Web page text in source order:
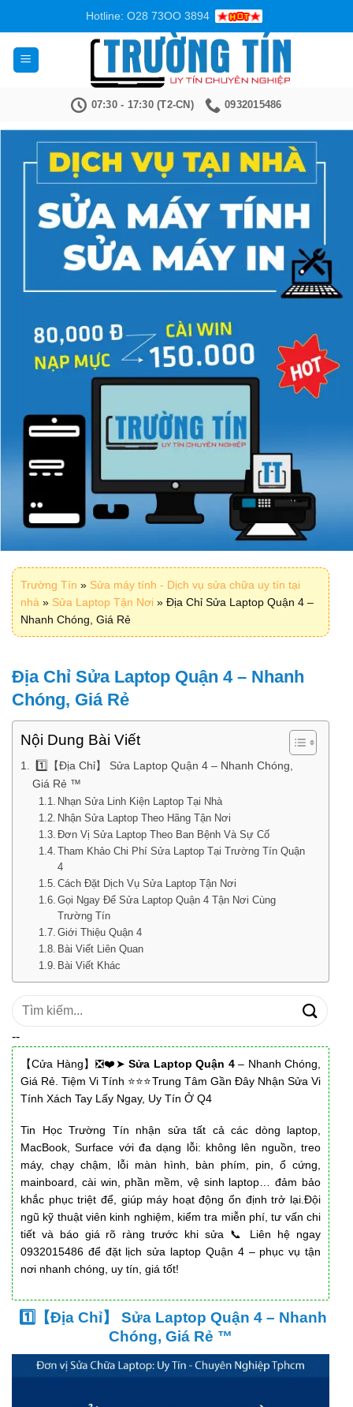
nội
dung
Hotline: O28 73OO 3894
07:30 - 17:30 (T2-CN) 0932015486
Trường Tín » Sửa máy tính - Dịch vụ sửa chữa uy tín tại
nhà » Sửa Laptop Tận Nơi » Địa Chỉ Sửa Laptop Quận 4 –
Nhanh Chóng, Giá Rẻ
Địa Chỉ Sửa Laptop Quận 4 – Nhanh
Chóng, Giá Rẻ
Nội Dung Bài Viết
1️⃣【Địa Chỉ】 Sửa Laptop Quận 4 – Nhanh Chóng,
Giá Rẻ ™
Nhạn Sửa Linh Kiện Laptop Tại Nhà
Nhận Sửa Laptop Theo Hãng Tận Nơi
Đơn Vị Sửa Laptop Theo Ban Bệnh Và Sự Cố
Tham Khảo Chi Phí Sửa Laptop Tại Trường Tín Quận
4
Cách Đặt Dịch Vụ Sửa Laptop Tận Nơi
Gọi Ngay Để Sửa Laptop Quận 4 Tận Nơi Cùng
Trường Tín
Giới Thiệu Quận 4
Bài Viết Liên Quan
Bài Viết Khác
Tìm
--
【Cửa Hàng】❎❤️➤ Sửa Laptop Quận 4– Nhanh Chóng,
Giá Rẻ. Tiệm Vi Tính ⭐⭐⭐Trung Tâm Gần Đây Nhận Sửa Vi
Tính Xách Tay Lấy Ngay, Uy Tín Ở Q4
Tin Học Trường Tín nhận sửa tất cả các dòng laptop,
MacBook, Surface với đa dạng lỗi: không lên nguồn, treo
máy, chạy chậm, lỗi màn hình, bàn phím, pin, ổ cứng,
mainboard, cài win, phần mềm, vệ sinh laptop… đảm bảo
khắc phục triệt để, giúp máy hoạt động ổn định trở lại.Đội
ngũ kỹ thuật viên kinh nghiệm, kiểm tra miễn phí, tư vấn chi
tiết và báo giá rõ ràng trước khi sửa 📞 Liên hệ ngay
0932015486 để đặt lịch sửa laptop Quận 4 – phục vụ tận
nơi nhanh chóng, uy tín, giá tốt!
1️⃣【Địa Chỉ】 Sửa Laptop Quận 4 – Nhanh
Chóng, Giá Rẻ ™